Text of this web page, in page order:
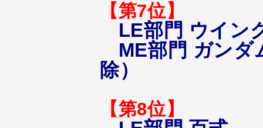
【第7位】
LE部門 ウイン
ME部門 ガン
除）
【第8位】